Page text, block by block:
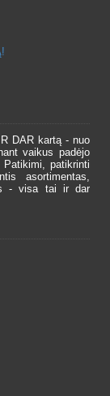
DAR kartą - nuo
vaikus padėjo
patikrinti
asortimentas,
- visa tai ir dar